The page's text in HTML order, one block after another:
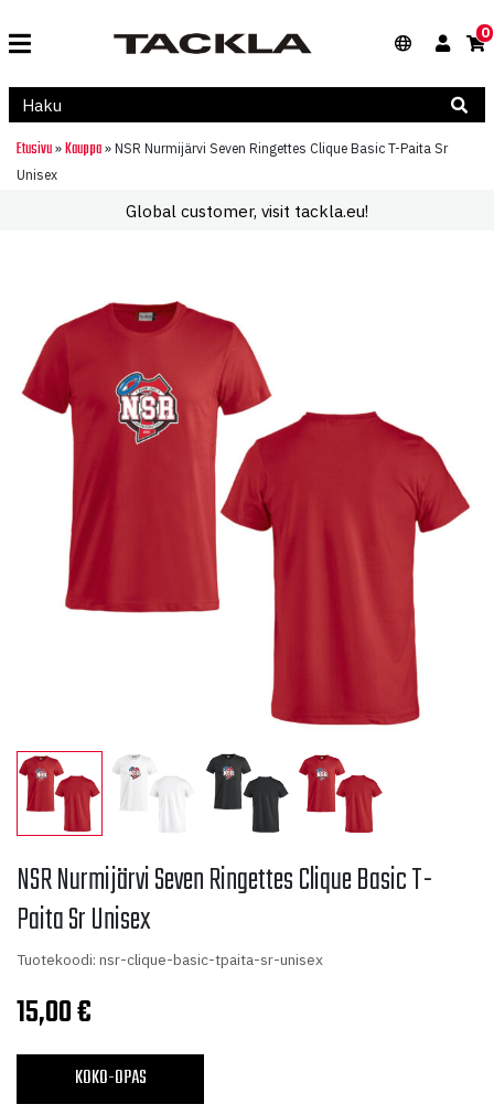
0
Etusivu » Kauppa » NSR Nurmijärvi Seven Ringettes Clique Basic T-Paita Sr
Unisex
Global customer, visit tackla.eu!
NSR Nurmijärvi Seven Ringettes Clique Basic T-
Paita Sr Unisex
Tuotekoodi: nsr-clique-basic-tpaita-sr-unisex
15,00€
KOKO-OPAS